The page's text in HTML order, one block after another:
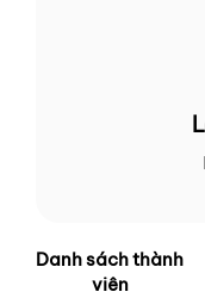
Danh sách thành
viên